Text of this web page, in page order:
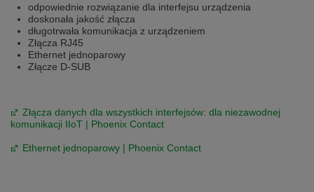
odpowiednie rozwiązanie dla interfejsu urządzenia
doskonała jakość złącza
długotrwała komunikacja z urządzeniem
Złącza RJ45
Ethernet jednoparowy
Złącze D-SUB
Złącza danych dla wszystkich interfejsów: dla niezawodnej
komunikacji IIoT | Phoenix Contact
Ethernet jednoparowy | Phoenix Contact